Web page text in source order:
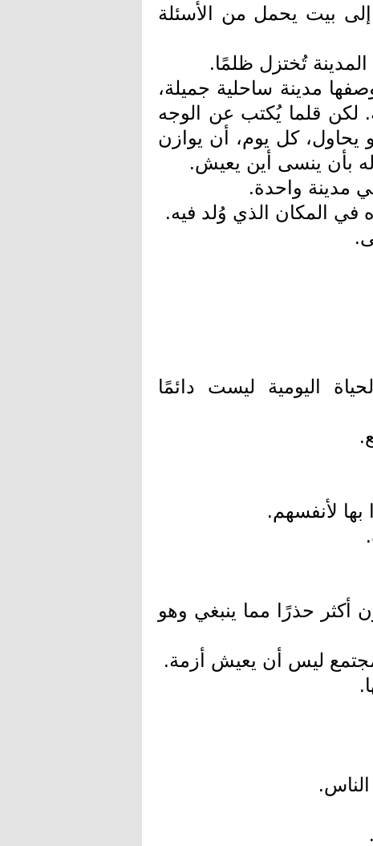
بيت يحمل من الأسئلة
تُختزل ظلمًا.
مدينة ساحلية جميلة،
لكن قلما يُكتب عن الوجه
يحاول، كل يوم، أن يوازن
بأن ينسى أين يعيش.
مدينة واحدة.
في المكان الذي وُلد فيه.
اليومية ليست دائمًا
لأنفسهم.
أكثر حذرًا مما ينبغي وهو
ليس أن يعيش أزمة.